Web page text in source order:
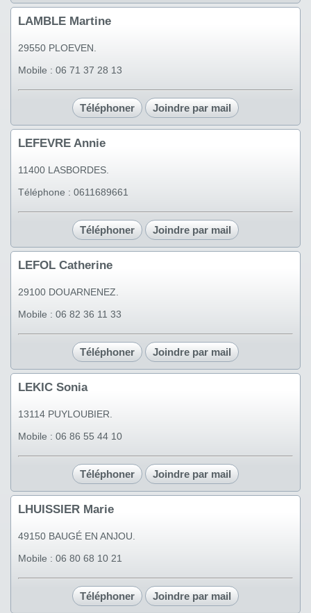
LAMBLE Martine
29550 PLOEVEN.
Mobile : 06 71 37 28 13
Téléphoner Joindre par mail
LEFEVRE Annie
11400 LASBORDES.
Téléphone : 0611689661
Téléphoner Joindre par mail
LEFOL Catherine
29100 DOUARNENEZ.
Mobile : 06 82 36 11 33
Téléphoner Joindre par mail
LEKIC Sonia
13114 PUYLOUBIER.
Mobile : 06 86 55 44 10
Téléphoner Joindre par mail
LHUISSIER Marie
49150 BAUGÉ EN ANJOU.
Mobile : 06 80 68 10 21
Téléphoner Joindre par mail